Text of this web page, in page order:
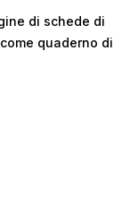
di schede di
quaderno di